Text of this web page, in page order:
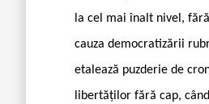
la cel mai înalt nivel,
cauza democratizării
etalează puzderie de
libertăților fără cap,